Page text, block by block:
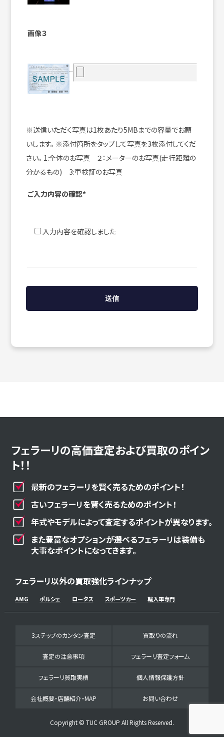
画像３
※送信いただく写真は1枚あたり5MBまでの容量でお願
いします。 ※添付箇所をタップして写真を3枚添付してくだ
さい。 1:全体のお写真 ２：メーターのお写真(走行距離の
分かるもの) 3:車検証のお写真
ご入力内容の確認*
入力内容を確認しました
フェラーリの高価査定および買取のポイン
ト！！
最新のフェラーリを賢く売るためのポイント！
古いフェラーリを賢く売るためのポイント！
年式やモデルによって査定するポイントが異なります。
また豊富なオプションが選べるフェラーリは装備も
大事なポイントになってきます。
フェラーリ以外の買取強化ラインナップ
AMG ポルシェ ロータス スポーツカー 輸入車専門
3ステップのカンタン査定 買取りの流れ
査定の注意事項 フェラーリ査定フォーム
フェラーリ買取実績 個人情報保護方針
会社概要・店舗紹介・MAP お問い合わせ
Copyright © TUC GROUP All Rights Reserved.